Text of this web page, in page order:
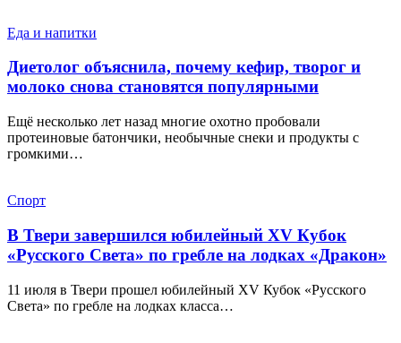
Еда и напитки
Диетолог объяснила, почему кефир, творог и
молоко снова становятся популярными
Ещё несколько лет назад многие охотно пробовали
протеиновые батончики, необычные снеки и продукты с
громкими…
Спорт
В Твери завершился юбилейный XV Кубок
«Русского Света» по гребле на лодках «Дракон»
11 июля в Твери прошел юбилейный XV Кубок «Русского
Света» по гребле на лодках класса…